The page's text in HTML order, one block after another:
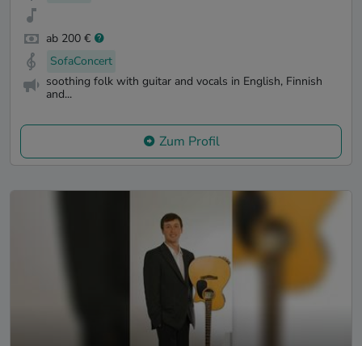
ab 200 €
SofaConcert
soothing folk with guitar and vocals in English, Finnish
and...
Zum Profil